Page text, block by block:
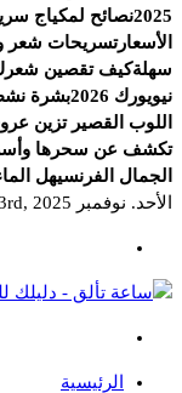
2025نصائح لمكياج
الأسعارتسريحات شعر
سهلةكيف تقصين شعرك
نيويورك 2026
بشرة
اللوب القصير تزين
تكشف عن سحرها
الجمال الفرنسيهل
الأحد. نوفمبر 23rd, 2025
دليلك للموضة،
الرئيسية